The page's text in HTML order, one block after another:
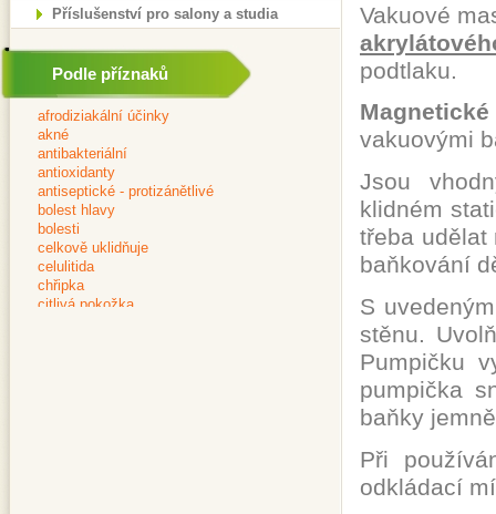
Příslušenství pro salony a studia
Podle příznaků
Vakuové
podtlaku.
vakuovými
Jsou
klidném
třeba udělat
baňkování
S
stěnu.
Pumpičku
pumpička
baňky
Při
odkládací